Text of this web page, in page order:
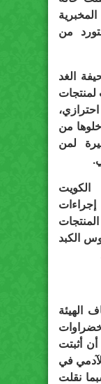
من
الغد
لمنتجات
خلوها من
لمن
الكبد
الهيئة
أثبتت
في
نقلت